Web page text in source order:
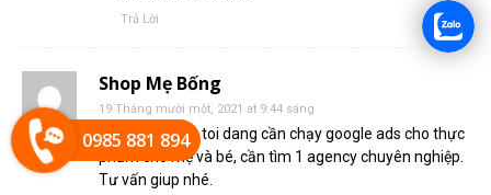
Trả Lời
Shop Mẹ Bống
19 Tháng mười một, 2021 at 9:44 sáng
Shop Mẹ Bống toi dang cần chạy google ads cho thực
phẩm cho mẹ và bé, cần tìm 1 agency chuyên nghiệp.
Tư vấn giup nhé.
0985 881 894